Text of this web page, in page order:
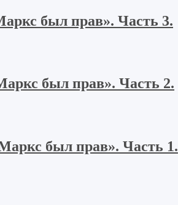
был прав». Часть 3.
был прав». Часть 2.
был прав». Часть 1.